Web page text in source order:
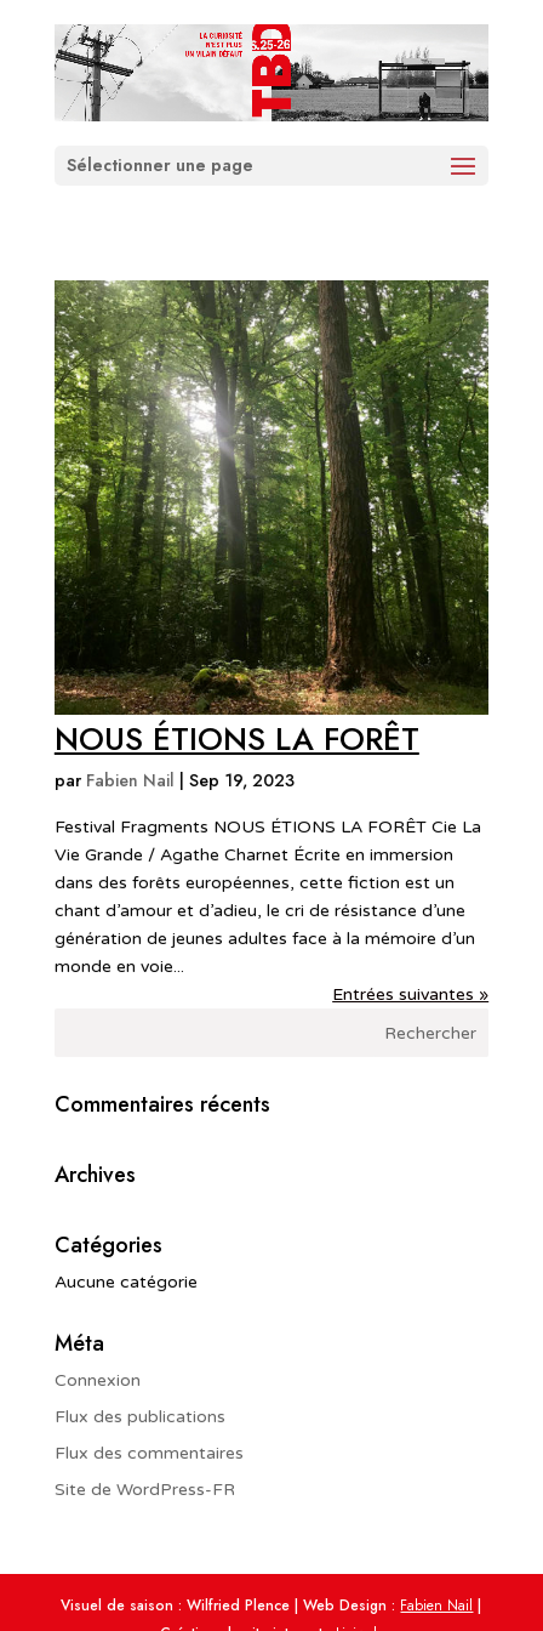
Sélectionner une page
NOUS ÉTIONS LA FORÊT
par Fabien Nail Sep 19, 2023
Festival Fragments NOUS ÉTIONS LA FORÊT Cie La
Vie Grande / Agathe Charnet Écrite en immersion
dans des forêts européennes, cette fiction est un
chant d’amour et d’adieu, le cri de résistance d’une
génération de jeunes adultes face à la mémoire d’un
monde en voie...
Entrées suivantes »
Commentaires récents
Archives
Catégories
Aucune catégorie
Méta
Connexion
Flux des publications
Flux des commentaires
Site de WordPress-FR
Visuel de saison : Wilfried Plence | Web Design : Fabien Nail